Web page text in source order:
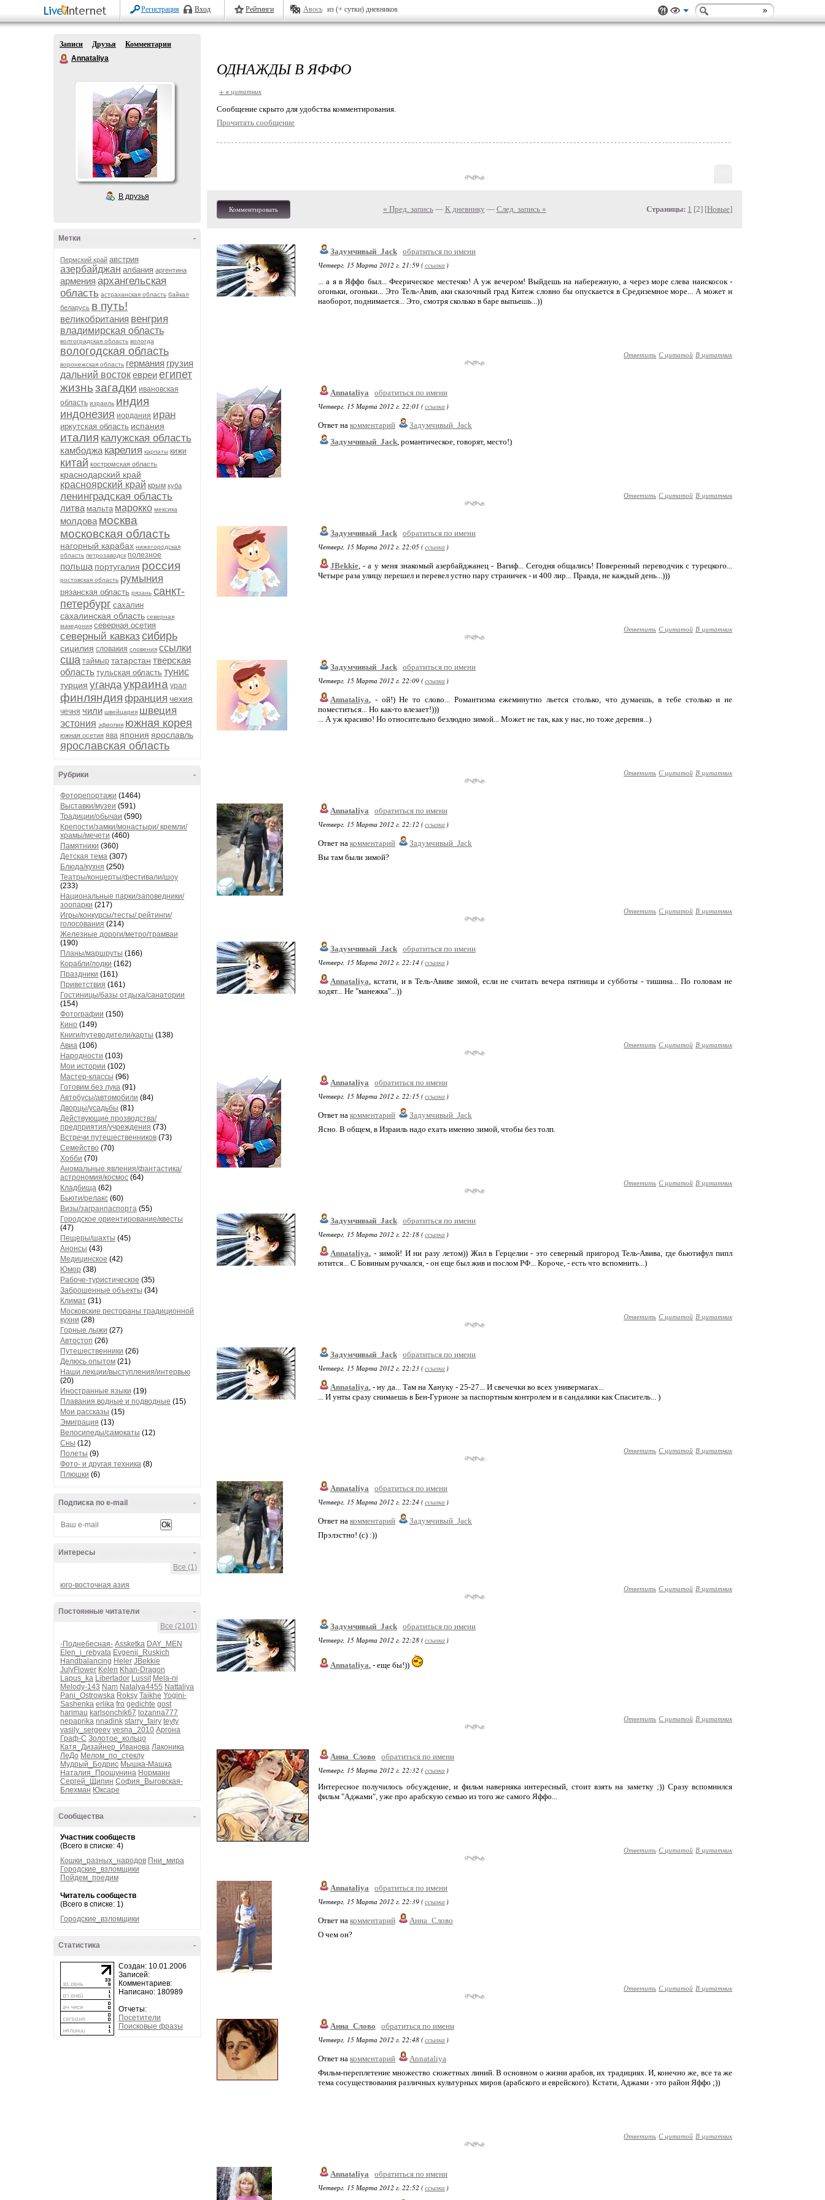
Регистрация Вход Рейтинги Авось из (+ сутки) дневников
Записи Друзья
Комментарии
Annataliya
В друзья
-
Метки
Пермский край австрия
азербайджан албания аргентина
армения архангельская
область астраханская область байкал
беларусь в путь!
великобритания венгрия
владимирская область
волгоградская область вологда
вологодская область
воронежская область германия грузия
дальний востокевреиегипет
жизньзагадки ивановская
область израиль индия
индонезия иордания иран
иркутская область испания
италия калужская область
камбоджа карелия карпаты кижи
китай костромская область
краснодарский край
красноярский край крым куба
ленинградская область
литва мальта марокко мексика
молдова москва
московская область
нагорный карабах нижегородская
область петрозаводск полезное
польша португалия россия
ростовская область румыния
рязанская область рязань санкт-
петербург сахалин
сахалинская область северная
македония северная осетия
северный кавказ сибирь
сицилия словакия словения ссылки
сша таймыр татарстан тверская
область тульская область тунис
турция угандаукраина урал
финляндия франция чехия
чечня чили швейцария швеция
эстония эфиопия южная корея
южная осетия ява япония ярославль
ярославская область
-
Рубрики
Фоторепортажи (1464)
Выставки/музеи (591)
Традиции/обычаи (590)
Крепости/замки/монастыри/ кремли/
храмы/мечети (460)
Памятники (360)
Детская тема (307)
Блюда/кухня (250)
Театры/концерты/фестивали/шоу
(233)
Национальные парки/заповедники/
зоопарки (217)
Игры/конкурсы/тесты/ рейтинги/
голосования (214)
Железные дороги/метро/трамваи
(190)
Планы/маршруты (166)
Корабли/лодки (162)
Праздники (161)
Приветствия (161)
Гостиницы/базы отдыха/санатории
(154)
Фотографии (150)
Кино (149)
Книги/путеводители/карты (138)
Авиа (106)
Народности (103)
Мои истории (102)
Мастер-классы (96)
Готовим без лука (91)
Автобусы/автомобили (84)
Дворцы/усадьбы (81)
Действующие прозводства/
предприятия/учреждения (73)
Встречи путешественников (73)
Семейство (70)
Хобби (70)
Аномальные явления/фантастика/
астрономия/космос (64)
Кладбища (62)
Бьюти/релакс (60)
Визы/загранпаспорта (55)
Городское ориентирование/квесты
(47)
Пещеры/шахты (45)
Анонсы (43)
Медицинское (42)
Юмор (38)
Рабоче-туристическое (35)
Заброшенные объекты (34)
Климат (31)
Московские рестораны традиционной
кухни (28)
Горные лыжи (27)
Автостоп (26)
Путешественники (26)
Делюсь опытом (21)
Наши лекции/выступления/интервью
(20)
Иностранные языки (19)
Плавания водные и подводные (15)
Мои рассказы (15)
Эмиграция (13)
Велосипеды/самокаты (12)
Сны (12)
Полеты (9)
Фото- и другая техника (8)
Плюшки (6)
-
Подписка по e-mail
-
Интересы
Все (1)
юго-восточная азия
-
Постоянные читатели
Все (2101)
-Поднебесная- Assketka DAY_MEN
Elen_i_rebyata Evgenij_Ruskich
Handbalancing Heler JBekkie
JulyFlower Kelen Khan-Dragon
Lapus_ka Libertador Lussit Mela-ni
Melody-143 Nam Natalya4455 Nattaliya
Pani_Ostrowska Roksy Taikhe Yogini-
Sashenka erlika fro gedichte gost
harimau karlsonchik67 lozanna777
nepaprika nnadink starry_fairy teyty
vasily_sergeev vesna_2010 Аргона
Граф-С Золотое_кольцо
Катя_Дизайнер_Иванова Лаконика
ЛеДо Мелом_по_стеклу
Мудрый_Бодрис Мышка-Машка
Наталия_Прошунина Норманн
Сергей_Щипин София_Выговская-
Блехман Юксаре
-
Сообщества
Участник сообществ
(Всего в списке: 4)
Кошки_разных_народов Пни_мира
Городские_взломщики
Пойдем_поедим
Читатель сообществ
(Всего в списке: 1)
Городские_взломщики
-
Статистика
Создан: 10.01.2006
Записей:
Комментариев:
Написано: 180989
Отчеты:
Посетители
Поисковые фразы
ОДНАЖДЫ В ЯФФО
+ в цитатник
Cообщение скрыто для удобства комментирования.
Прочитать сообщение
Комментировать « Пред. запись— К дневнику — След. запись » Страницы: 1 [2] [Новые]
Задумчивый_Jack обратиться по имени
Четверг, 15 Марта 2012 г. 21:59 (ссылка )
... а я в Яффо был... Феерическое местечко! А уж вечером! Выйдешь на набережную, а через море слева наискосок -
огоньки, огоньки... Это Тель-Авив, аки сказочный град Китеж словно бы опускается в Средиземное море... А может и
наоборот, поднимается... Это, смотря сколько в баре выпьешь...))
Ответить С цитатой В цитатник
Annataliya
обратиться по имени
Четверг, 15 Марта 2012 г. 22:01 (ссылка )
Ответ на комментарий
Задумчивый_Jack
Задумчивый_Jack, романтическое, говорят, место!)
Ответить С цитатой В цитатник
Задумчивый_Jack обратиться по имени
Четверг, 15 Марта 2012 г. 22:05 (ссылка )
JBekkie, - а у меня знакомый азербайджанец - Вагиф... Сегодня общались! Поверенный переводчик с турецкого...
Четыре раза улицу перешел и перевел устно пару страничек - и 400 лир... Правда, не каждый день...)))
Ответить С цитатой В цитатник
Задумчивый_Jack обратиться по имени
Четверг, 15 Марта 2012 г. 22:09 (ссылка )
Annataliya, - ой!) Не то слово... Романтизма ежеминутно льется столько, что думаешь, в тебе столько и не
поместиться... Но как-то влезает!)))
... А уж красиво! Но относительно безлюдно зимой... Может не так, как у нас, но тоже деревня...)
Ответить С цитатой В цитатник
Annataliya
обратиться по имени
Четверг, 15 Марта 2012 г. 22:12 (ссылка )
Ответ на комментарий
Задумчивый_Jack
Вы там были зимой?
Ответить С цитатой В цитатник
Задумчивый_Jack обратиться по имени
Четверг, 15 Марта 2012 г. 22:14 (ссылка )
Annataliya, кстати, и в Тель-Авиве зимой, если не считать вечера пятницы и субботы - тишина... По головам не
ходят... Не "манежка"...))
Ответить С цитатой В цитатник
Annataliya
обратиться по имени
Четверг, 15 Марта 2012 г. 22:15 (ссылка )
Ответ на комментарий
Задумчивый_Jack
Ясно. В общем, в Израиль надо ехать именно зимой, чтобы без толп.
Ответить С цитатой В цитатник
Задумчивый_Jack обратиться по имени
Четверг, 15 Марта 2012 г. 22:18 (ссылка )
Annataliya, - зимой! И ни разу летом)) Жил в Герцелии - это северный пригород Тель-Авива, где бьютифул пипл
ютится... С Бовиным ручкался, - он еще был жив и послом РФ... Короче, - есть что вспомнить...)
Ответить С цитатой В цитатник
Задумчивый_Jack обратиться по имени
Четверг, 15 Марта 2012 г. 22:23 (ссылка )
Annataliya, - ну да... Там на Хануку - 25-27... И свечечки во всех универмагах...
... И унты сразу снимаешь в Бен-Гурионе за паспортным контролем и в сандалики как Спаситель... )
Ответить С цитатой В цитатник
Annataliya
обратиться по имени
Четверг, 15 Марта 2012 г. 22:24 (ссылка )
Ответ на комментарий
Задумчивый_Jack
Прэлэстно! (с) :))
Ответить С цитатой В цитатник
Задумчивый_Jack обратиться по имени
Четверг, 15 Марта 2012 г. 22:28 (ссылка )
Annataliya, - еще бы!))
Ответить С цитатой В цитатник
Анна_Слово
обратиться по имени
Четверг, 15 Марта 2012 г. 22:32 (ссылка )
Интересное получилось обсуждение, и фильм наверняка интересный, стоит взять на заметку ;)) Сразу вспомнился
фильм "Аджами", уже про арабскую семью из того же самого Яффо...
Ответить С цитатой В цитатник
Annataliya
обратиться по имени
Четверг, 15 Марта 2012 г. 22:39 (ссылка )
Ответ на комментарий
Анна_Слово
О чем он?
Ответить С цитатой В цитатник
Анна_Слово
обратиться по имени
Четверг, 15 Марта 2012 г. 22:48 (ссылка )
Ответ на комментарий
Annataliya
Фильм-переплетение множество сюжетных линий. В основном о жизни арабов, их традициях. И, конечно же, все та же
тема сосуществования различных культурных миров (арабского и еврейского). Кстати, Аджами - это район Яффо ;))
Ответить С цитатой В цитатник
Annataliya
обратиться по имени
Четверг, 15 Марта 2012 г. 22:52 (ссылка )